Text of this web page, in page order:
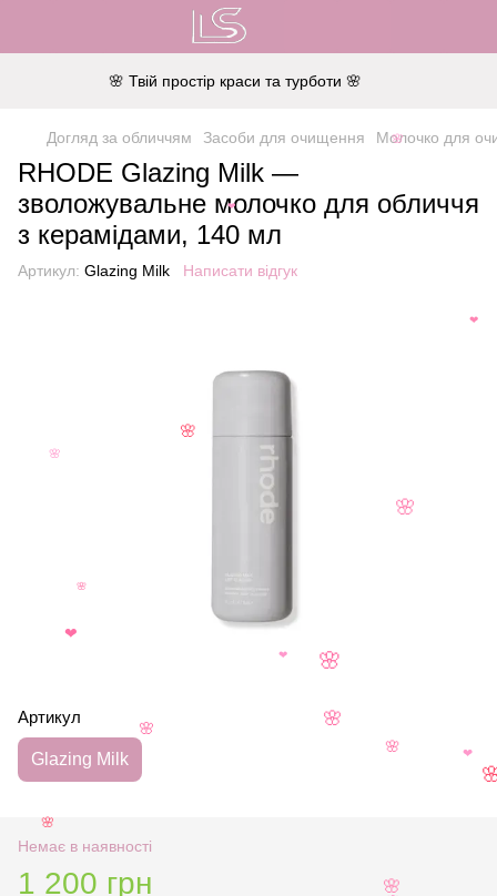
🌸 Твій простір краси та турботи 🌸
Догляд за обличчям Засоби для очищення Молочко для
RHODE Glazing Milk —
зволожувальне молочко для обличчя
з керамідами, 140 мл
Артикул: Glazing Milk Написати відгук
Артикул
Glazing Milk
Немає в наявності
1 200 грн
🌸
🌸
❤
❤
🌸
🌸
🌸
🌸
🌸
❤
🌸
❤
🌸
🌸
❤